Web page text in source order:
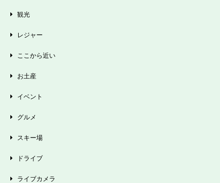
観光
レジャー
ここから近い
お土産
イベント
グルメ
スキー場
ドライブ
ライブカメラ